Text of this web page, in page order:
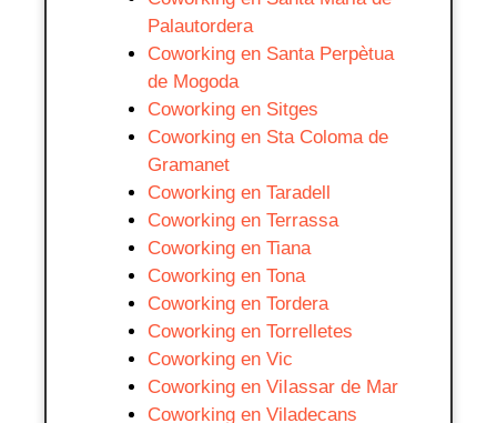
Palautordera
Coworking en Santa Perpètua
de Mogoda
Coworking en Sitges
Coworking en Sta Coloma de
Gramanet
Coworking en Taradell
Coworking en Terrassa
Coworking en Tiana
Coworking en Tona
Coworking en Tordera
Coworking en Torrelletes
Coworking en Vic
Coworking en ViIassar de Mar
Coworking en Viladecans